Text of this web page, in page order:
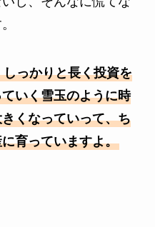
っかりと長く投資を
いく雪玉のように時
くなっていって、ち
育っていますよ。